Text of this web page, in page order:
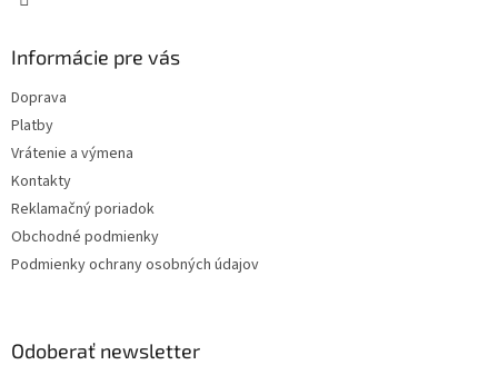
Informácie pre vás
Doprava
Platby
Vrátenie a výmena
Kontakty
Reklamačný poriadok
Obchodné podmienky
Podmienky ochrany osobných údajov
Odoberať newsletter